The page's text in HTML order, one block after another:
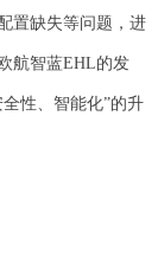
置缺失等问题，进
航智蓝EHL的发
性、智能化”的升